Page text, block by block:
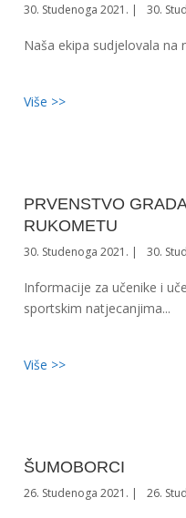
30. Studenoga 2021. 30.
Naša ekipa sudjelovala na
Više >>
PRVENSTVO
RUKOMETU
30. Studenoga 2021. 30.
Informacije za učenike i
sportskim natjecanjima...
Više >>
ŠUMOBORCI
26. Studenoga 2021. 26.